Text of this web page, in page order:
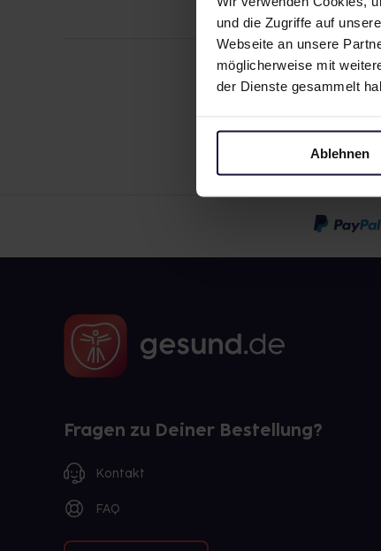
und die Zugriffe auf
Webseite an unsere
möglicherweise mit
der Dienste gesammelt
Ablehnen
Fragen zu Deiner Bestellung?
Kontakt
FAQ